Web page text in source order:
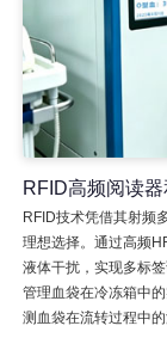
RFID高频阅读
RFID技术凭借其射频
理想选择。通过高频
液体干扰，实现多标
管理血袋在冷冻箱中
测血袋在流转过程中的